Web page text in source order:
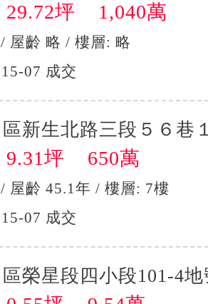
坪 1,040萬
屋齡 略 / 樓層: 略
07 成交
新生北路三段５６巷
坪 650萬
屋齡 45.1年 / 樓層: 7樓
07 成交
榮星段四小段101-4地